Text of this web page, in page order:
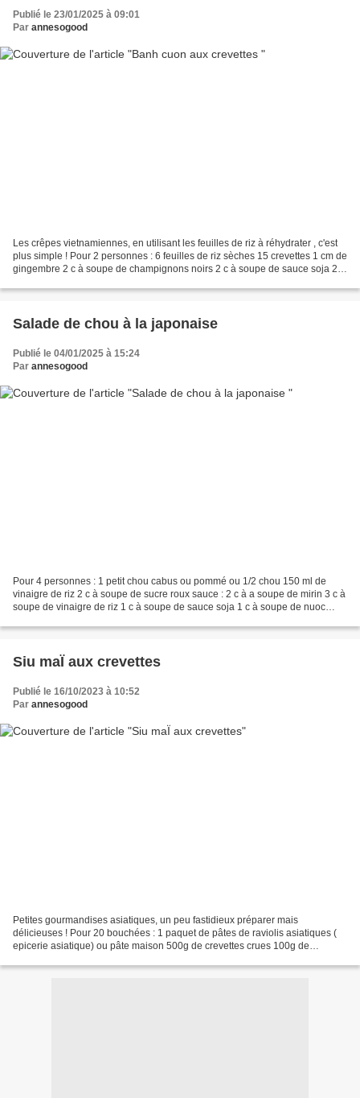
Publié le 23/01/2025 à 09:01
Par annesogood
Les crêpes vietnamiennes, en utilisant les feuilles de riz à réhydrater , c'est
plus simple ! Pour 2 personnes : 6 feuilles de riz sèches 15 crevettes 1 cm de
gingembre 2 c à soupe de champignons noirs 2 c à soupe de sauce soja 2
Salade de chou à la japonaise
Publié le 04/01/2025 à 15:24
Par annesogood
Pour 4 personnes : 1 petit chou cabus ou pommé ou 1/2 chou 150 ml de
vinaigre de riz 2 c à soupe de sucre roux sauce : 2 c à a soupe de mirin 3 c à
soupe de vinaigre de riz 1 c à soupe de sauce soja 1 c à soupe de nuoc
Siu maÏ aux crevettes
Publié le 16/10/2023 à 10:52
Par annesogood
Petites gourmandises asiatiques, un peu fastidieux préparer mais
délicieuses ! Pour 20 bouchées : 1 paquet de pâtes de raviolis asiatiques (
epicerie asiatique) ou pâte maison 500g de crevettes crues 100g de